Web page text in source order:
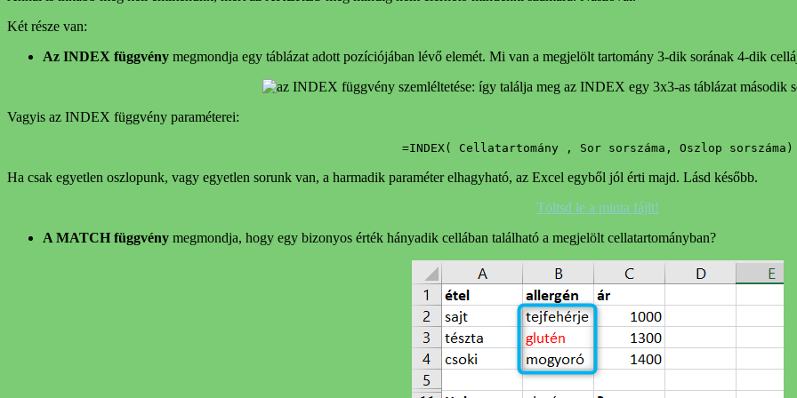
Két része van:
Az INDEX függvény megmondja egy táblázat adott pozíciójában lévő elemét. Mi van a megjelölt tartomány 3-dik sorának 4-dik
Vagyis az INDEX függvény paraméterei:
=INDEX( Cellatartomány , Sor sorszáma, Oszlop sorszáma)
Ha csak egyetlen oszlopunk, vagy egyetlen sorunk van, a harmadik paraméter elhagyható, az Excel egyből jól érti majd. Lásd később.
Töltsd le a minta fájlt!
A MATCH függvény megmondja, hogy egy bizonyos érték hányadik cellában található a megjelölt cellatartományban?